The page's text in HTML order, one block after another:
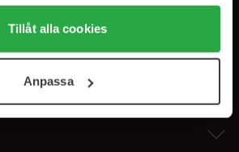
"Tillåt alla cookies" accepterar du
du under "Detaljer" kan anpassa
Du kan när som helst återkalla
Tillåt alla cookies
Anpassa